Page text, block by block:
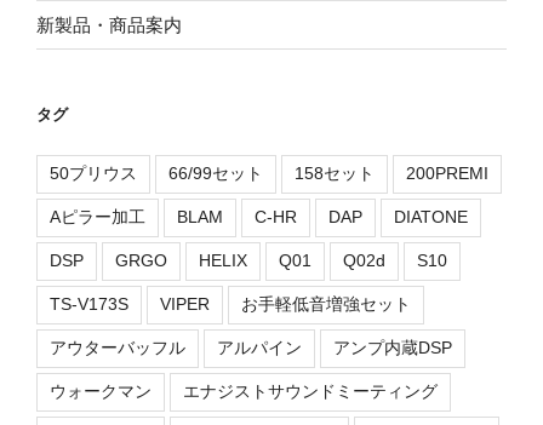
新製品・商品案内
タグ
50プリウス 66/99セット 158セット 200PREMI
Aピラー加工 BLAM C-HR DAP DIATONE
DSP GRGO HELIX Q01 Q02d S10
TS-V173S VIPER お手軽低音増強セット
アウターバッフル アルパイン アンプ内蔵DSP
ウォークマン エナジストサウンドミーティング